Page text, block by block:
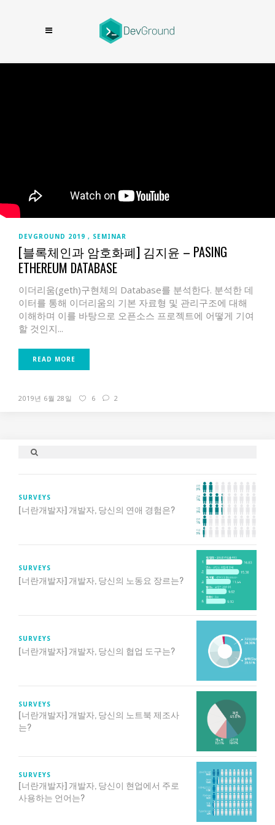
DEVGROUND 2019 SEMINAR
[블록체인과 암호화폐] 김지윤 – PASING
ETHEREUM DATABASE
이더리움(geth)구현체의 Database를 분석한다. 분석한 데
이터를 통해 이더리움의 기본 자료형 및 관리구조에 대해
이해하며 이를 바탕으로 오픈소스 프로젝트에 어떻게 기여
할 것인지...
READ MORE
2019년 6월 28일 6 2
SURVEYS
[너란개발자] 개발자, 당신의 연애 경험은?
SURVEYS
[너란개발자] 개발자, 당신의 노동요 장르는?
SURVEYS
[너란개발자] 개발자, 당신의 협업 도구는?
SURVEYS
[너란개발자] 개발자, 당신의 노트북 제조사
는?
SURVEYS
[너란개발자] 개발자, 당신이 현업에서 주로
사용하는 언어는?